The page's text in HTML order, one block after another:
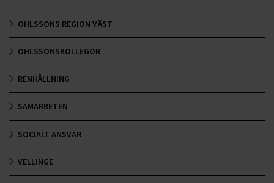
OHLSSONS REGION VÄST
OHLSSONSKOLLEGOR
RENHÅLLNING
SAMARBETEN
SOCIALT ANSVAR
VELLINGE